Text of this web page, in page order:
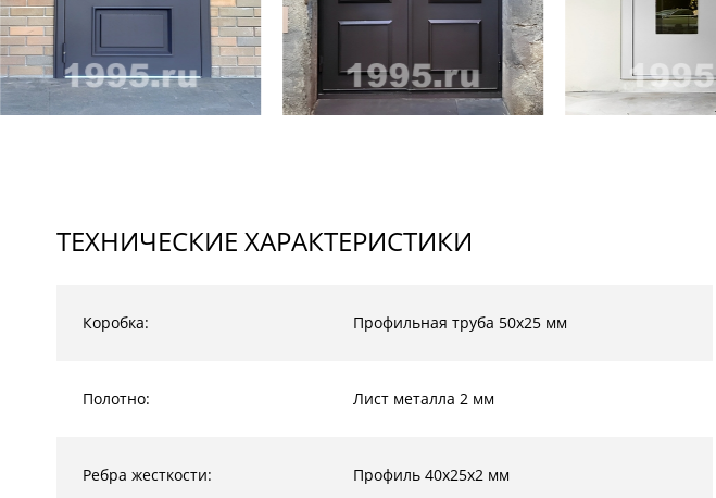
ТЕХНИЧЕСКИЕ ХАРАКТЕРИСТИКИ
Коробка: Профильная труба 50х25 мм
Полотно: Лист металла 2 мм
Ребра жесткости: Профиль 40х25х2 мм